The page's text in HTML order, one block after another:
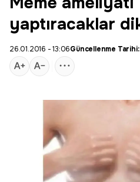
yaptıracaklar
26.01.2016 - 13:06Güncellenme Tarihi: